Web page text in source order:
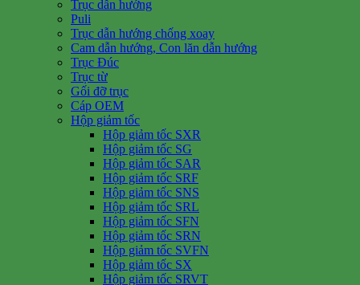
Trục dẫn hướng
Puli
Trục dẫn hướng chống xoay
Cam dẫn hướng, Con lăn dẫn hướng
Trục Đúc
Trục từ
Gối đỡ trục
Cáp OEM
Hộp giảm tốc
Hộp giảm tốc SXR
Hộp giảm tốc SG
Hộp giảm tốc SAR
Hộp giảm tốc SRF
Hộp giảm tốc SNS
Hộp giảm tốc SRL
Hộp giảm tốc SFN
Hộp giảm tốc SRN
Hộp giảm tốc SVFN
Hộp giảm tốc SX
Hộp giảm tốc SRVT